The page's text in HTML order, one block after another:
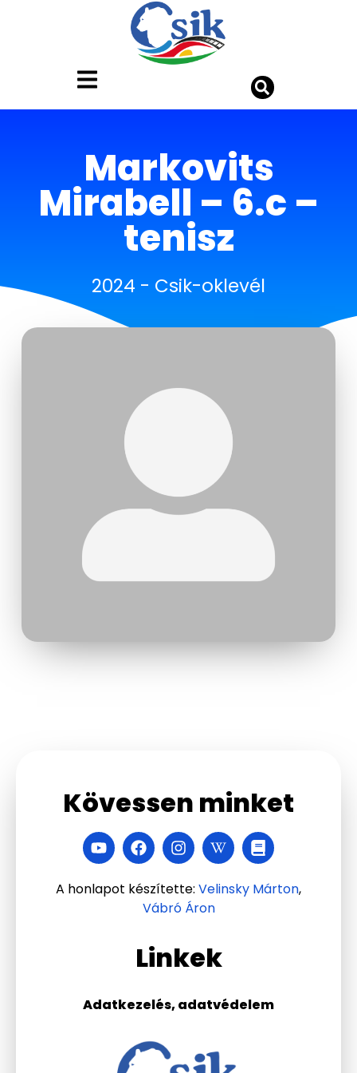
Markovits
Mirabell – 6.c –
tenisz
2024 - Csik-oklevél
Linkek
Adatkezelés, adatvédelem
Kövessen minket
A honlapot készítette: Velinsky Márton,
Vábró Áron